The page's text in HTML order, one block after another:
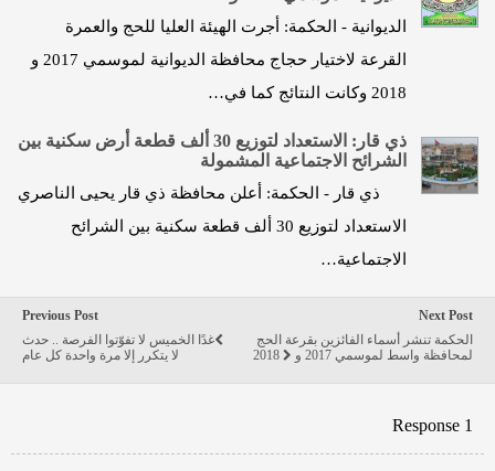
الديوانية - الحكمة: أجرت الهيئة العليا للحج والعمرة
القرعة لاختيار حجاج محافظة الديوانية لموسمي 2017 و
2018 وكانت النتائج كما في…
ذي قار: الاستعداد لتوزيع 30 ألف قطعة أرض سكنية بين
الشرائح الاجتماعية المشمولة
ذي قار - الحكمة: أعلن محافظة ذي قار يحيى الناصري
الاستعداد لتوزيع 30 ألف قطعة سكنية بين الشرائح
الاجتماعية…
Previous Post
غدًا الخميس لا تفوّتوا الفرصة .. حدث
لا يتكرر إلا مرة واحدة كل عام
Next Post
الحكمة تنشر أسماء الفائزين بقرعة الحج
لمحافظة واسط لموسمي 2017 و 2018
1 Response